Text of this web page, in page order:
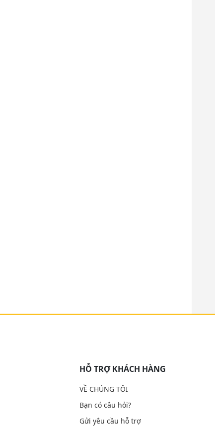
HỖ TRỢ KHÁCH HÀNG
VỀ CHÚNG TÔI
Bạn có câu hỏi?
Gửi yêu cầu hỗ trợ